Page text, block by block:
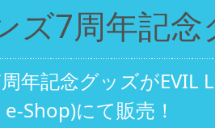
ズ7周年記念
年記念グッズがEVIL
e-Shop)にて販売！